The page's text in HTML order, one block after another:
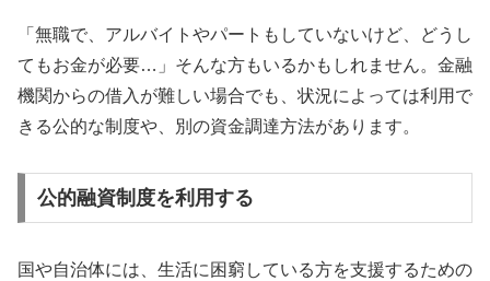
「無職で、アルバイトやパートもしていないけど、どうし
てもお金が必要…」そんな方もいるかもしれません。金融
機関からの借入が難しい場合でも、状況によっては利用で
きる公的な制度や、別の資金調達方法があります。
公的融資制度を利用する
国や自治体には、生活に困窮している方を支援するための